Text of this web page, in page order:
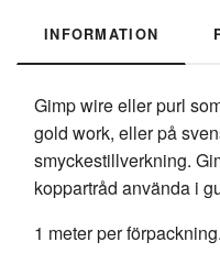
INFORMATION
Gimp wire eller purl
gold work, eller på
smyckestillverkning.
koppartråd använda i
1 meter per